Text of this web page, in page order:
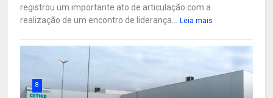
registrou um importante ato de articulação com a
realização de um encontro de liderança...
Leia mais
8